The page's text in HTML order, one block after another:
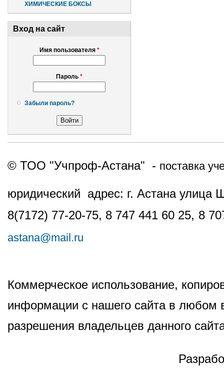
ХИМИЧЕСКИЕ БОКСЫ
Вход на сайт
Имя пользователя *
Пароль *
Забыли пароль?
© ТОО "Учпроф-Астана" - поставка
юридический адрес: г. Астана
8(7172) 77-20-75, 8 747 441 60 25, 8
astana@mail.ru
Коммерческое использование,
информации с нашего сайта в любом
разрешения владельцев данного